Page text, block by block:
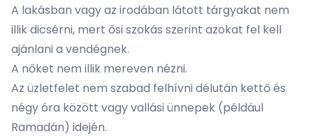
A lakásban vagy az irodában látott tárgyakat nem
illik dicsérni, mert ősi szokás szerint azokat fel kell
ajánlani a vendégnek.
A nőket nem illik mereven nézni.
Az üzletfelet nem szabad felhívni délután kettő és
négy óra között vagy vallási ünnepek (például
Ramadán) idején.